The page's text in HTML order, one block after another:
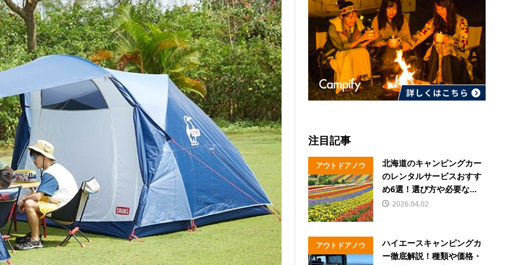
注目記事
アウトドアノウ
ハウ
北海道のキャンピングカー
のレンタルサービスおすす
め6選！選び方や必要な...
2026.04.02
アウトドアノウ
ハウ
ハイエースキャンピングカ
ー徹底解説！種類や価格・